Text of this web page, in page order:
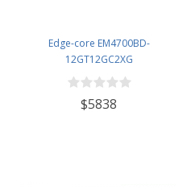
Edge-core EM4700BD-
12GT12GC2XG
$5838